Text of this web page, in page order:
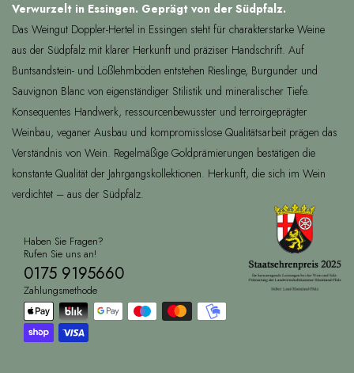
Verwurzelt in Essingen. Geprägt von der Südpfalz.
Das Weingut Doppler-Hertel in Essingen steht für charakterstarke Weine
aus der Südpfalz mit klarer Herkunft und präziser Handschrift. Auf
Buntsandstein- und Lößlehmböden entstehen Rieslinge, Burgunder und
Sauvignon Blanc von eigenständiger Stilistik und mineralischer Tiefe.
Konsequentes Handwerk, ressourcenbewusster und terroirgeprägter
Weinbau, veganer Ausbau und kompromisslose Qualitätsarbeit prägen das
Verständnis von Wein. Regelmäßige Goldprämierungen bestätigen die
konstante Qualität der Jahrgangskollektionen. Herkunft, die sich im Wein
verdichtet – aus der Südpfalz.
Haben Sie Fragen?
Rufen Sie uns an!
0175 9195660
Zahlungsmethode